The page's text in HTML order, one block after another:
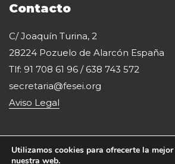
Contacto
C/ Joaquín Turina, 2
28224 Pozuelo de Alarcón España
Tlf: 91 708 61 96 / 638 743 572
secretaria@fesei.org
Aviso Legal
Utilizamos cookies para ofrecerte la mejor
nuestra web.